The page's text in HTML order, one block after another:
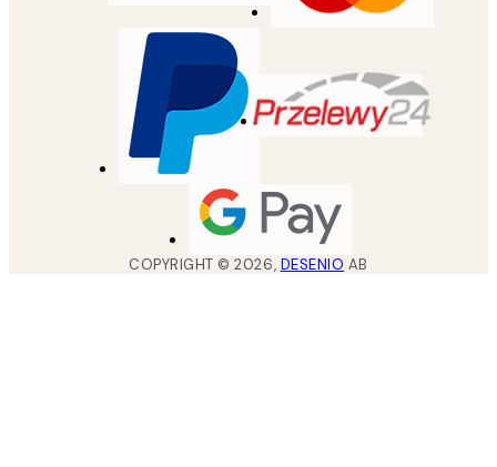
COPYRIGHT ©2026, DESENIO AB